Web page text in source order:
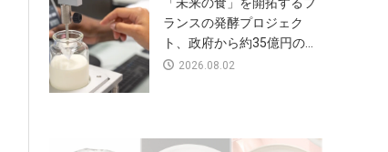
「未来の食」を開拓するフ
ランスの発酵プロジェク
ト、政府から約35億円の...
2026.08.02